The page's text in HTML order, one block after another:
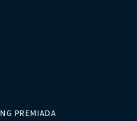
PREMIADA